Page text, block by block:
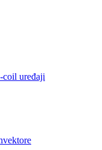
coil uređaji